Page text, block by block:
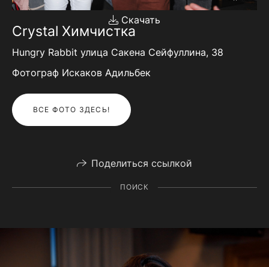
Скачать
Crystal Химчистка
Hungry Rabbit улица Сакена Сейфуллина, 38
Фотограф Искаков Адильбек
ВСЕ ФОТО ЗДЕСЬ!
Поделиться ссылкой
ПОИСК